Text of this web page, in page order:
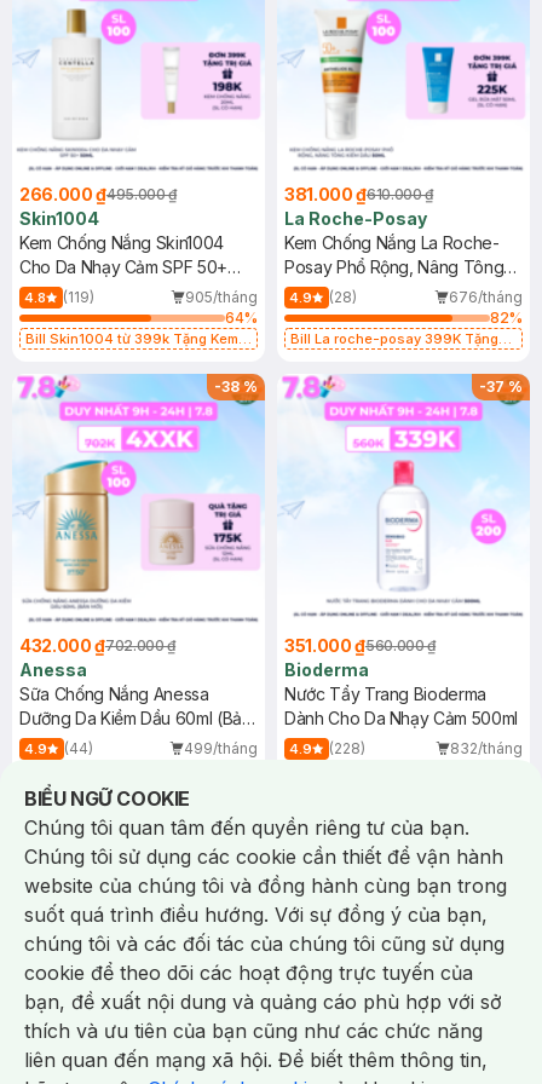
266.000 ₫495.000 ₫
Skin1004
Kem Chống Nắng Skin1004
Cho Da Nhạy Cảm SPF 50+
50ml
4.8 (119)
905/tháng
64%
Bill Skin1004 từ 399k Tặng Kem
SPF 50+ 20ml (SL Có Hạn)
381.000 ₫610.000 ₫
La Roche-Posay
Kem Chống Nắng La Roche-
Posay Phổ Rộng, Nâng Tông
Kiềm Dầu 50ml
4.9 (28)
676/tháng
82%
Bill La roche-posay 399K Tặng
(SL có hạn)
-38%
432.000 ₫702.000 ₫
Anessa
Sữa Chống Nắng Anessa
Dưỡng Da Kiềm Dầu 60ml (Bản
Mới)
4.9 (44)
499/tháng
-37%
351.000 ₫560.000 ₫
Bioderma
Nước Tẩy Trang Bioderma
Dành Cho Da Nhạy Cảm 500ml
4.9 (228)
832/tháng
- 39
343.000 ₫ 560.000 ₫ 378.000 ₫
BIỂU NGỮ COOKIE
Notice about cookies usage
Chúng tôi quan tâm đến quyền riêng tư của bạn.
Chúng tôi sử dụng các cookie cần thiết để vận hành
website của chúng tôi và đồng hành cùng bạn trong
suốt quá trình điều hướng. Với sự đồng ý của bạn,
chúng tôi và các đối tác của chúng tôi cũng sử dụng
cookie để theo dõi các hoạt động trực tuyến của
bạn, đề xuất nội dung và quảng cáo phù hợp với sở
thích và ưu tiên của bạn cũng như các chức năng
liên quan đến mạng xã hội. Để biết thêm thông tin,